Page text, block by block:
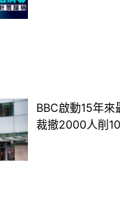
BBC啟動15年
裁撤2000人削